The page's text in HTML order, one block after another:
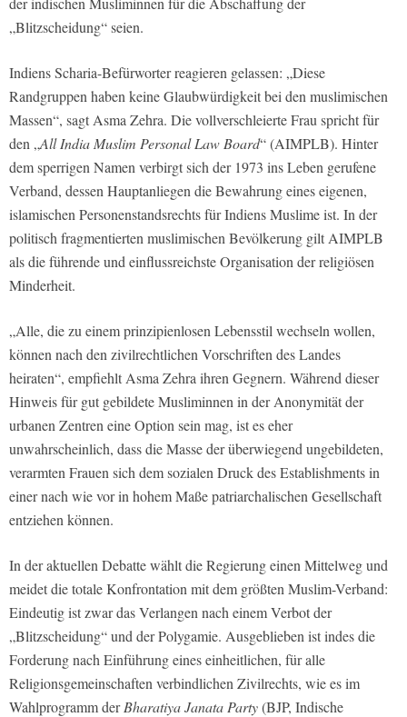
„Blitzscheidung“ seien.
Indiens Scharia-Befürworter reagieren gelassen: „Diese
Randgruppen haben keine Glaubwürdigkeit bei den muslimischen
Massen“, sagt Asma Zehra. Die vollverschleierte Frau spricht für
den „All India Muslim Personal Law Board“ (AIMPLB). Hinter
dem sperrigen Namen verbirgt sich der 1973 ins Leben gerufene
Verband, dessen Hauptanliegen die Bewahrung eines eigenen,
islamischen Personenstandsrechts für Indiens Muslime ist. In der
politisch fragmentierten muslimischen Bevölkerung gilt AIMPLB
als die führende und einflussreichste Organisation der religiösen
Minderheit.
„Alle, die zu einem prinzipienlosen Lebensstil wechseln wollen,
können nach den zivilrechtlichen Vorschriften des Landes
heiraten“, empfiehlt Asma Zehra ihren Gegnern. Während dieser
Hinweis für gut gebildete Musliminnen in der Anonymität der
urbanen Zentren eine Option sein mag, ist es eher
unwahrscheinlich, dass die Masse der überwiegend ungebildeten,
verarmten Frauen sich dem sozialen Druck des Establishments in
einer nach wie vor in hohem Maße patriarchalischen Gesellschaft
entziehen können.
In der aktuellen Debatte wählt die Regierung einen Mittelweg und
meidet die totale Konfrontation mit dem größten Muslim-Verband:
Eindeutig ist zwar das Verlangen nach einem Verbot der
„Blitzscheidung“ und der Polygamie. Ausgeblieben ist indes die
Forderung nach Einführung eines einheitlichen, für alle
Religionsgemeinschaften verbindlichen Zivilrechts, wie es im
Wahlprogramm derBharatiya Janata Party(BJP, Indische